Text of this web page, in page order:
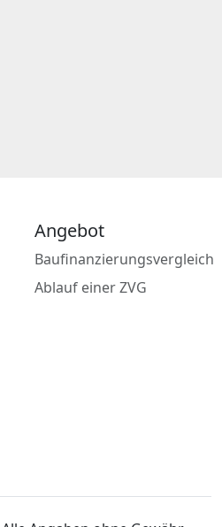
Angebot
Baufinanzierungsvergleich
Ablauf einer ZVG